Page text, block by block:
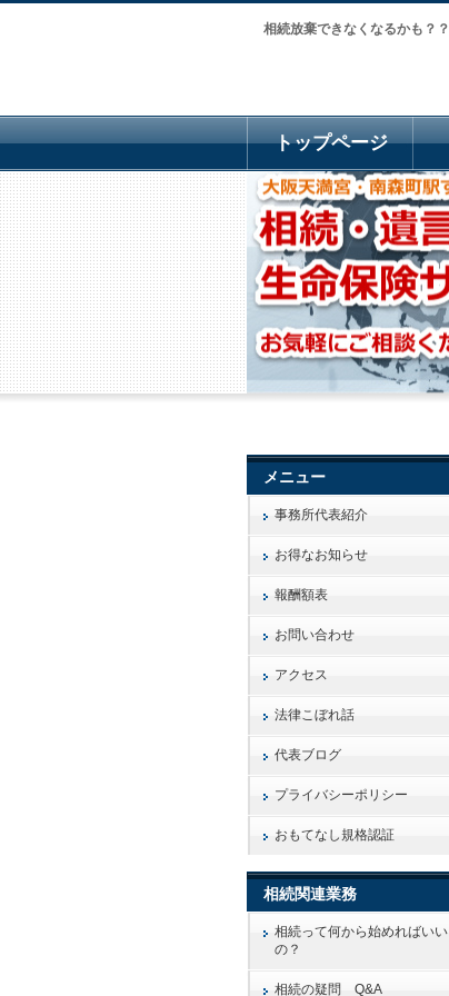
相続放棄できなくなるかも？？
メニュー
事務所代表紹介
お得なお知らせ
報酬額表
お問い合わせ
アクセス
法律こぼれ話
代表ブログ
プライバシーポリシー
おもてなし規格認証
相続関連業務
相続って何から始めればいい
の？
相続の疑問 Q&A
トップページ